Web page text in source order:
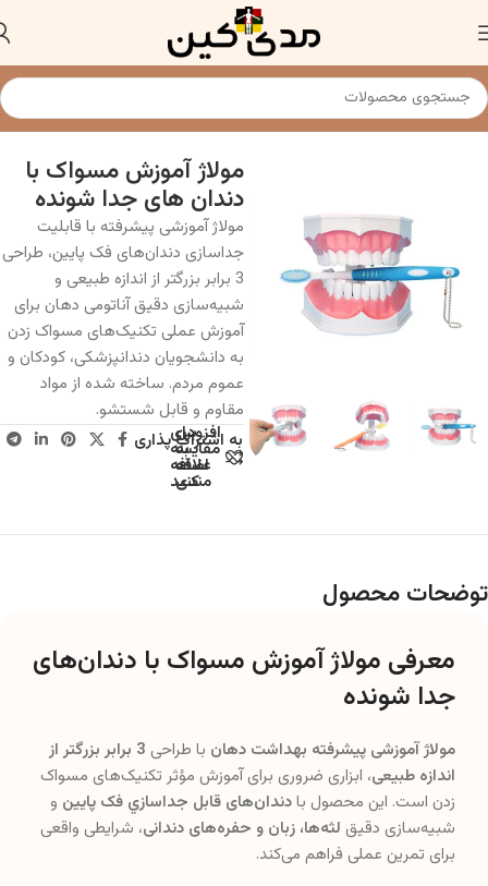
خانه مولاژ و ماکت آناتومی دندان
مولاژ آموزش مسواک با
دندان های جدا شونده
مولاژ آموزشی پیشرفته با قابلیت
جداسازی دندان‌های فک پایین، طراحی
3 برابر بزرگتر از اندازه طبیعی و
شبیه‌سازی دقیق آناتومی دهان برای
آموزش عملی تکنیک‌های مسواک زدن
به دانشجویان دندانپزشکی، کودکان و
عموم مردم. ساخته شده از مواد
مقاوم و قابل شستشو.
برای
مقایسه
اضافه
کنید
افزودن
به
علاقه
مندی
به اشتراک پذاری
توضحات محصول
معرفی مولاژ آموزش مسواک با دندان‌های
جدا شونده
مولاژ آموزشی پیشرفته بهداشت دهان با طراحی
3 برابر بزرگتر از
اندازه طبیعی، ابزاری ضروری برای آموزش مؤثر تکنیک‌های مسواک
زدن است. این محصول بادندان‌های قابل جداسازي فک پایین و
شبیه‌سازی دقیق لثه‌ها، زبان و حفره‌های دندانی، شرایطی واقعی
برای تمرین عملی فراهم می‌کند.